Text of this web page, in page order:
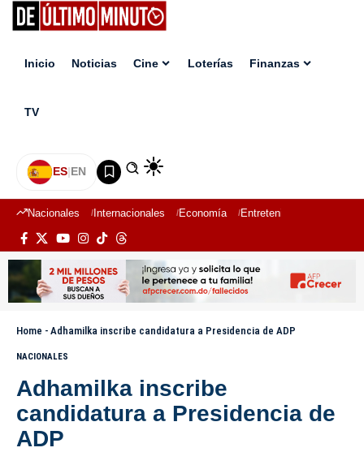
Inicio Noticias Cine Loterías Finanzas
TV
ES|EN
Nacionales Internacionales Economía Entretenimiento
Home - Adhamilka inscribe candidatura a Presidencia de ADP
NACIONALES
Adhamilka inscribe
candidatura a Presidencia de
ADP